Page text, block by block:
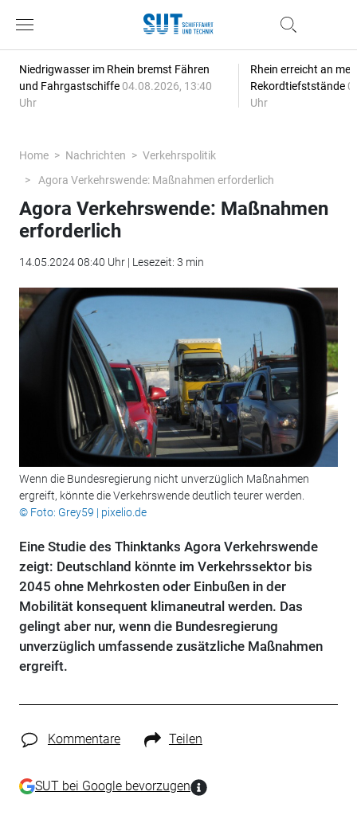
Niedrigwasser im Rhein bremst Fähren
und Fahrgastschiffe 04.08.2026, 13:40
Uhr
Rhein erreicht an
Rekordtiefststände
Uhr
Home Nachrichten
Verkehrspolitik
Agora Verkehrswende: Maßnahmen erforderlich
Agora Verkehrswende: Maßnahmen
erforderlich
14.05.2024 08:40 Uhr | Lesezeit: 3 min
Wenn die Bundesregierung nicht unverzüglich Maßnahmen
ergreift, könnte die Verkehrswende deutlich teurer werden.
© Foto: Grey59 | pixelio.de
Eine Studie des Thinktanks Agora Verkehrswende
zeigt: Deutschland könnte im Verkehrssektor bis
2045 ohne Mehrkosten oder Einbußen in der
Mobilität konsequent klimaneutral werden. Das
gelingt aber nur, wenn die Bundesregierung
unverzüglich umfassende zusätzliche Maßnahmen
ergreift.
Kommentare Teilen
SUT bei Google bevorzugen